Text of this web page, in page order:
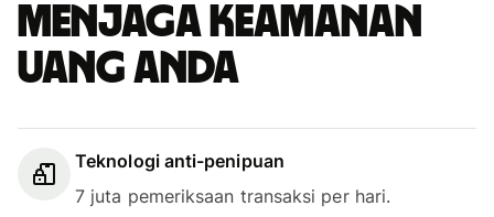
Menjaga keamanan
uang Anda
Teknologi anti-penipuan
7 juta pemeriksaan transaksi per hari.